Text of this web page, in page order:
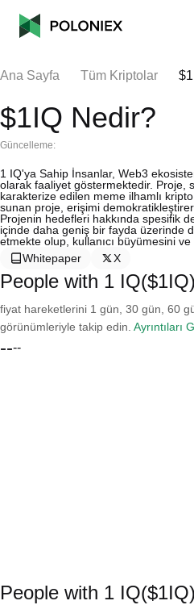
Ana Sayfa Tüm Kriptolar
$1IQ Nedir?
Güncelleme:
1 IQ'ya Sahip İnsanlar, Web3
olarak faaliyet göstermektedir. Proje,
karakterize edilen meme ilhamlı
sunan proje, erişimi
Projenin hedefleri hakkında spesifik
içinde daha geniş bir fayda üzerinde
etmekte olup, kullanıcı büyümesini
Whitepaper
X
People with 1
fiyat hareketlerini 1 gün, 30 gün, 60
görünümleriyle takip edin. Ayrıntıları
----
People with 1